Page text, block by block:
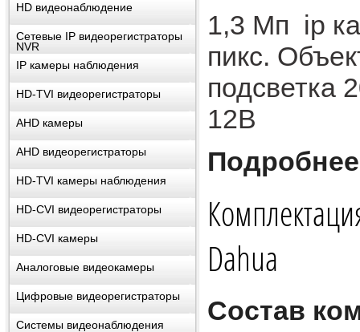
HD видеонаблюдениe
Сетевые IP видеорегистраторы
NVR
IP камеры наблюдения
HD-TVI видеорегистраторы
AHD камеры
AHD видеорегистраторы
HD-TVI камеры наблюдения
HD-CVI видеорегистраторы
HD-CVI камеры
Аналоговые видеокамеры
Цифровые видеорегистраторы
Системы видеонаблюдения
1,3 Мп ip
пикс.
подсветка
12В
Dahua
Состав